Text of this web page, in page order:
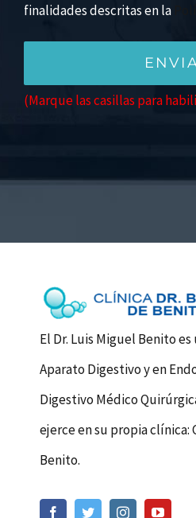
finalidades descritas en la
(Marque las casillas para
El Dr. Luis Miguel Benito
Aparato Digestivo y en
Digestivo Médico
ejerce en su propia clínica:
Benito.